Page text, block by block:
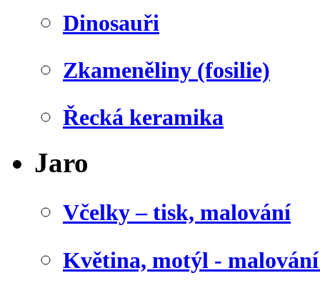
Dinosauři
Zkameněliny (fosilie)
Řecká keramika
Jaro
Včelky – tisk, malování
Květina, motýl -